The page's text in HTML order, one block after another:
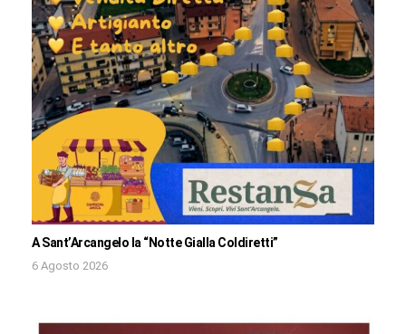
A Sant’Arcangelo la “Notte Gialla Coldiretti”
6 Agosto 2026